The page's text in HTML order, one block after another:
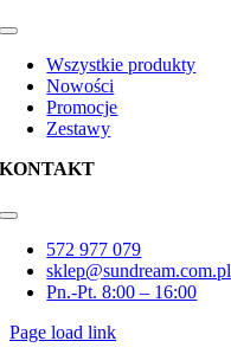
Toggle
NavigationWszystkie produkty
Nowości
Promocje
Zestawy
KONTAKT
Toggle
Navigation572 977 079
sklep@sundream.com.pl
Pn.-Pt. 8:00 – 16:00
Page load link